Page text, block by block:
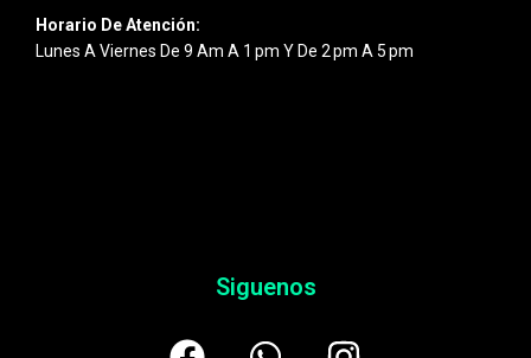
Horario De Atención:
Lunes A Viernes De 9 Am A 1 Pm Y De 2 Pm A 5 Pm
Siguenos